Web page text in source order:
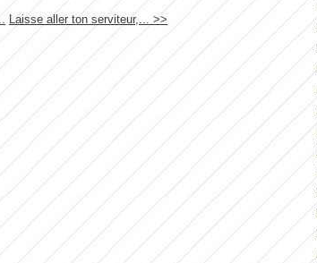
Laisse aller ton serviteur,... >>